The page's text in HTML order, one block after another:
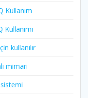
Kullanım
kullanılır
mimari